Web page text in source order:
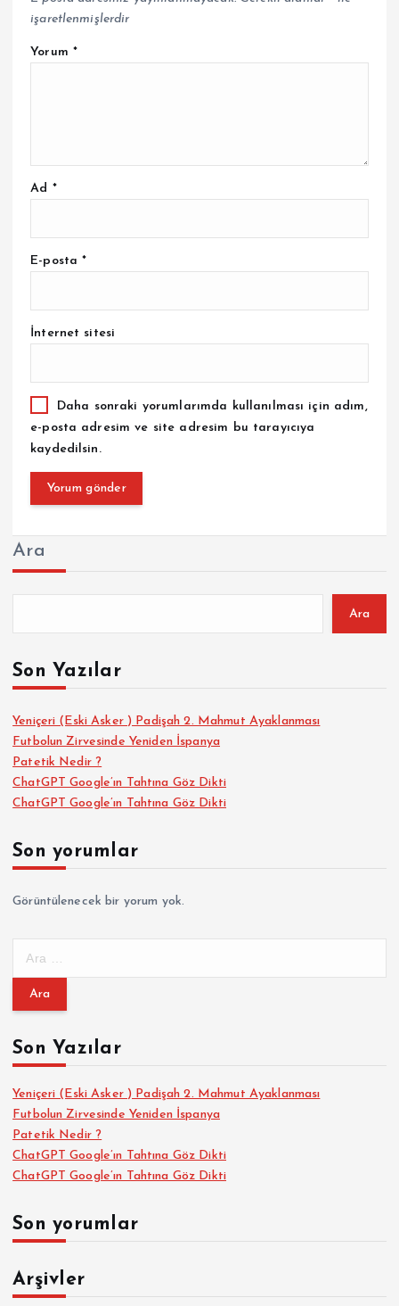
işaretlenmişlerdir
Yorum *
Ad *
E-posta*
İnternet sitesi
Daha sonraki yorumlarımda kullanılması için adım,
e-posta adresim ve site adresim bu tarayıcıya
kaydedilsin.
Ara
Ara
Son Yazılar
Yeniçeri (Eski Asker ) Padişah 2. Mahmut Ayaklanması
Futbolun Zirvesinde Yeniden İspanya
Patetik Nedir ?
ChatGPT Google’ın Tahtına Göz Dikti
ChatGPT Google’ın Tahtına Göz Dikti
Son yorumlar
Görüntülenecek bir yorum yok.
m
:Son Yazılar
Yeniçeri (Eski Asker ) Padişah 2. Mahmut Ayaklanması
Futbolun Zirvesinde Yeniden İspanya
Patetik Nedir ?
ChatGPT Google’ın Tahtına Göz Dikti
ChatGPT Google’ın Tahtına Göz Dikti
Son yorumlar
Arşivler